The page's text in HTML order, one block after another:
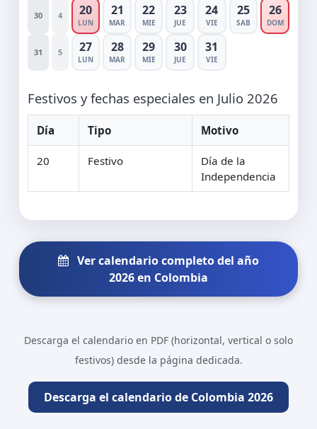
30 4 20
LUN
21
MAR
22
MIE
23
JUE
24
VIE
25
SAB
26
DOM
31 5 27
LUN
28
MAR
29
MIE
30
JUE
31
VIE
Festivos y fechas especiales en Julio 2026
Día Tipo Motivo
20 Festivo
Día de la
Independencia
Ver calendario completo del año
2026 en Colombia
Descarga el calendario en PDF (horizontal, vertical o solo
festivos) desde la página dedicada.
Descarga el calendario de Colombia 2026